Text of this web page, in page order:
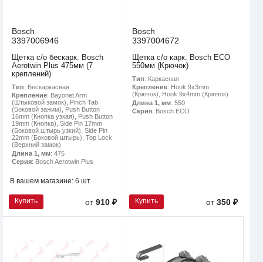
Bosch
3397006946
Щетка с/о бескарк. Bosch
Aerotwin Plus 475мм (7
креплений)
Тип: Бескаркасная
Крепление: Bayonet Arm
(Штыковой замок), Pinch Tab
(Боковой зажим), Push Button
16mm (Кнопка узкая), Push Button
19mm (Кнопка), Side Pin 17mm
(Боковой штырь узкий), Side Pin
22mm (Боковой штырь), Top Lock
(Верхний замок)
Длина 1, мм: 475
Серия: Bosch Aerotwin Plus
В вашем магазине: 6 шт.
Купить от910 ₽
Bosch
3397004672
Щетка с/о карк. Bosch ECO
550мм (Крючок)
Тип: Каркасная
Крепление: Hook 9x3mm
(Крючок), Hook 9x4mm (Крючок)
Длина 1, мм: 550
Серия: Bosch ECO
Купить от350 ₽